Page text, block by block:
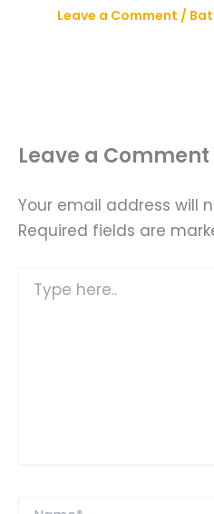
Leave a Comment /
Leave a Comment
Your email address will
Required fields are
here..